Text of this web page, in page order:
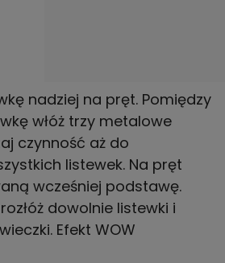
nadziej na pręt. Pomiędzy
włóż trzy metalowe
czynność aż do
listewek. Na pręt
wcześniej podstawę.
dowolnie listewki i
Efekt WOW